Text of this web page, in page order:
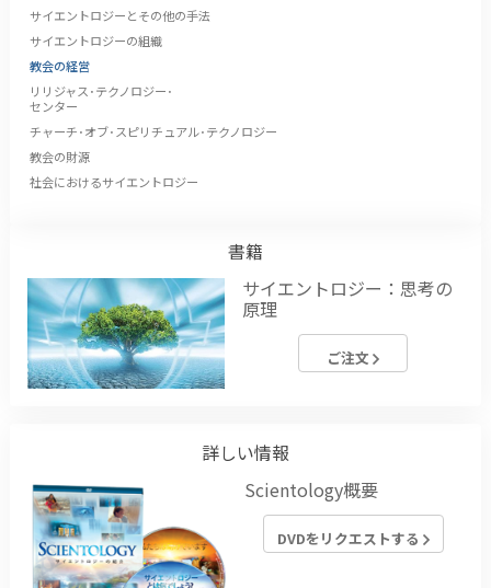
サイエントロジーとその他の手法
サイエントロジーの組織
教会の経営
リリジャス･テクノロジー･
センター
チャーチ･オブ･スピリチュアル･テクノロジー
教会の財源
社会におけるサイエントロジー
書籍
サイエントロジー：思考の
原理
ご注文
詳しい情報
Scientology概要
DVDをリクエストする